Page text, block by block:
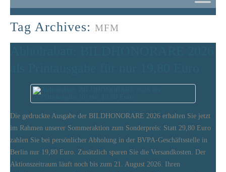
Tag Archives: MFM
Die gedruckte Ausgabe der BILDHONORARE 2026 erhalten Sie jetzt
im Rahmen unserer Sommeraktion zum Sonderpreis: Statt 29,80 Euro
zahlen Sie bei persönlicher Abholung in der BVPA-Geschäftsstelle in
Berlin nur 19,80 Euro. Zusätzlich sparen Sie die Versandkosten. Der
Aktionszeitraum läuft noch bis zum 21. August 2026. Ihren